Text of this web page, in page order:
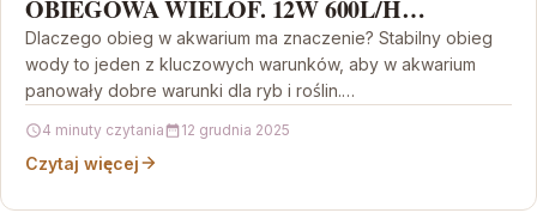
OBIEGOWA WIELOF. 12W 600L/H
6948344910187
Dlaczego obieg w akwarium ma znaczenie? Stabilny obieg
wody to jeden z kluczowych warunków, aby w akwarium
panowały dobre warunki dla ryb i roślin.…
4 minuty czytania 12 grudnia 2025
Czytaj więcej